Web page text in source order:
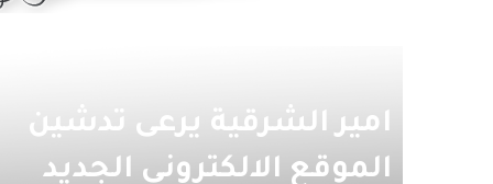
امير الشرقية يرعى تدشين
الموقع الالكتروني الجديد